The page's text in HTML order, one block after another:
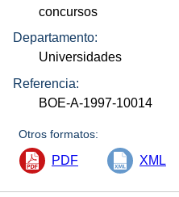
concursos
Departamento:
Universidades
Referencia:
BOE-A-1997-10014
Otros formatos:
PDF XML